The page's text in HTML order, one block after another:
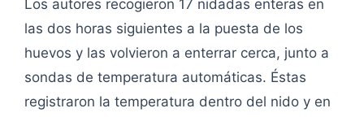
Los autores recogieron 17 nidadas enteras en
las dos horas siguientes a la puesta de los
huevos y las volvieron a enterrar cerca, junto a
sondas de temperatura automáticas. Éstas
registraron la temperatura dentro del nido y en